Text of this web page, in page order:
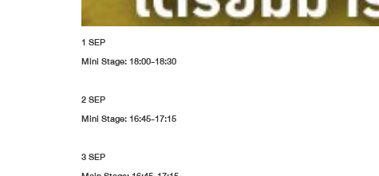
1 SEP
Mini Stage: 18:00-18:30
2 SEP
Mini Stage: 16:45-17:15
3 SEP